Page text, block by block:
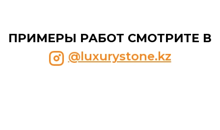
ПРИМЕРЫ РАБОТ СМОТРИТЕ В
@luxurystone.kz